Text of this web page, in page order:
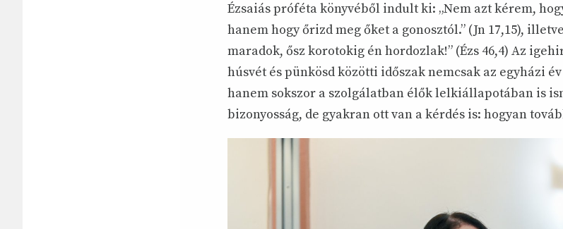
Ézsaiás próféta könyvéből indult ki: „Nem azt kérem,
hanem hogy őrizd meg őket a gonosztól.” (Jn 17,15),
maradok, ősz korotokig én hordozlak!” (Ézs 46,4) Az
húsvét és pünkösd közötti időszak nemcsak az egyházi
hanem sokszor a szolgálatban élők lelkiállapotában is
bizonyosság, de gyakran ott van a kérdés is: hogyan